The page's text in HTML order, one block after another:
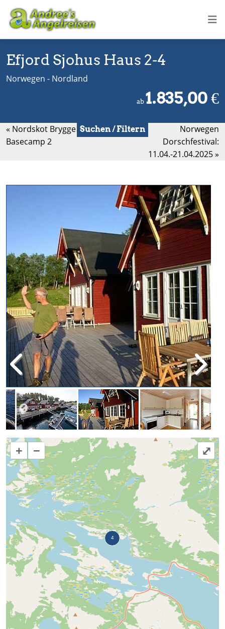
Efjord Sjohus Haus 2-4
Norwegen - Nordland
ab 1.835,00€
« Nordskot Brygge
Basecamp 2
Suchen / Filtern
Norwegen
Dorschfestival:
11.04.-21.04.2025 »
⤢
+ −